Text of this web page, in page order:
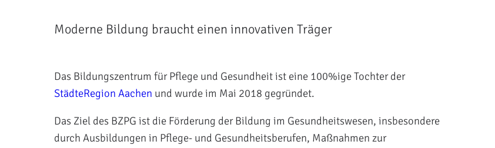
Moderne Bildung braucht einen innovativen Träger
Das Bildungszentrum für Pflege und Gesundheit ist eine 100%ige Tochter der
StädteRegion Aachen und wurde im Mai 2018 gegründet.
Das Ziel des BZPG ist die Förderung der Bildung im Gesundheitswesen, insbesondere
durch Ausbildungen in Pflege- und Gesundheitsberufen, Maßnahmen zur